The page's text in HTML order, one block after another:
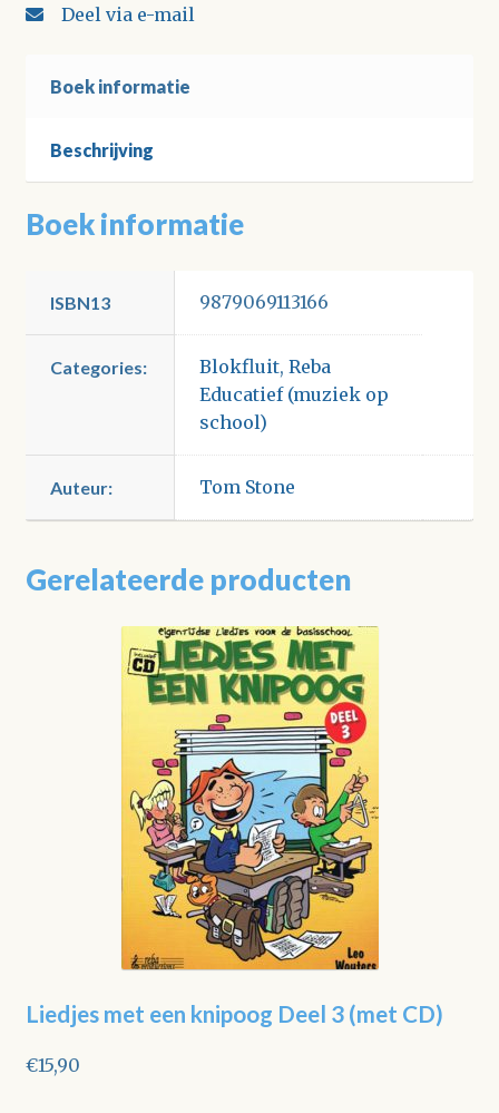
Deel via e-mail
Boek informatie
Beschrijving
Boek informatie
ISBN13 9879069113166
Categories: Blokfluit,Reba
Educatief (muziek op
school)
Auteur: Tom Stone
Gerelateerde producten
Liedjes met een knipoog Deel 3 (met CD)
€15,90